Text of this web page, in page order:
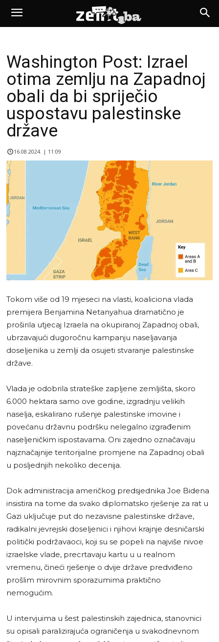
Washington Post: Izrael
otima zemlju na Zapadnoj
obali da bi spriječio
uspostavu palestinske
države
16.08.2024. | 11:09
Tokom više od 19 mjeseci na vlasti, koaliciona vlada
premijera Benjamina Netanyahua dramatično je
proširila utjecaj Izraela na okupiranoj Zapadnoj obali,
ubrzavajući dugoročnu kampanju naseljavanja
doseljenika u zemlji da osujeti stvaranje palestinske
države.
Vlada je odobrila strateške zapljene zemljišta, skoro
6.000 hektara samo ove godine, izgradnju velikih
naselja, eskalirano rušenje palestinske imovine i
povećanu državnu podršku nelegalno izgrađenim
naseljeničkim ispostavama. Oni zajedno označavaju
najznačajnije teritorijalne promjene na Zapadnoj obali
u posljednjih nekoliko decenija.
Dok administracija američkog predsjednika Joe Bidena
insistira na tome da svako diplomatsko rješenje za rat u
Gazi uključuje put do nezavisne palestinske države,
radikalni jevrejski doseljenici i njihovi krajnje desničarski
politički podržavaoci, koji su se popeli na najviše nivoe
izraelske vlade, precrtavaju kartu u u realnom
vremenu, čineći rješenje o dvije države predviđeno
prošlim mirovnim sporazumima praktično
nemogućim.
U intervjuima u šest palestinskih zajednica, stanovnici
su opisali paralizirajuća ograničenja u svakodnevnom